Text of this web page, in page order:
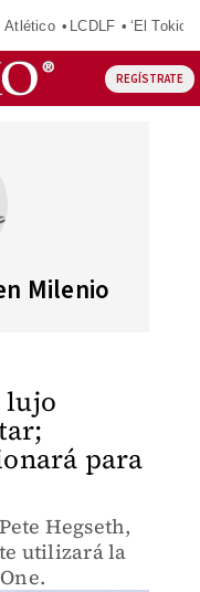
Atlético LCDLF ‘El Tokio’
REGÍSTRATE
Milenio
lujo
para
Hegseth,
utilizará la